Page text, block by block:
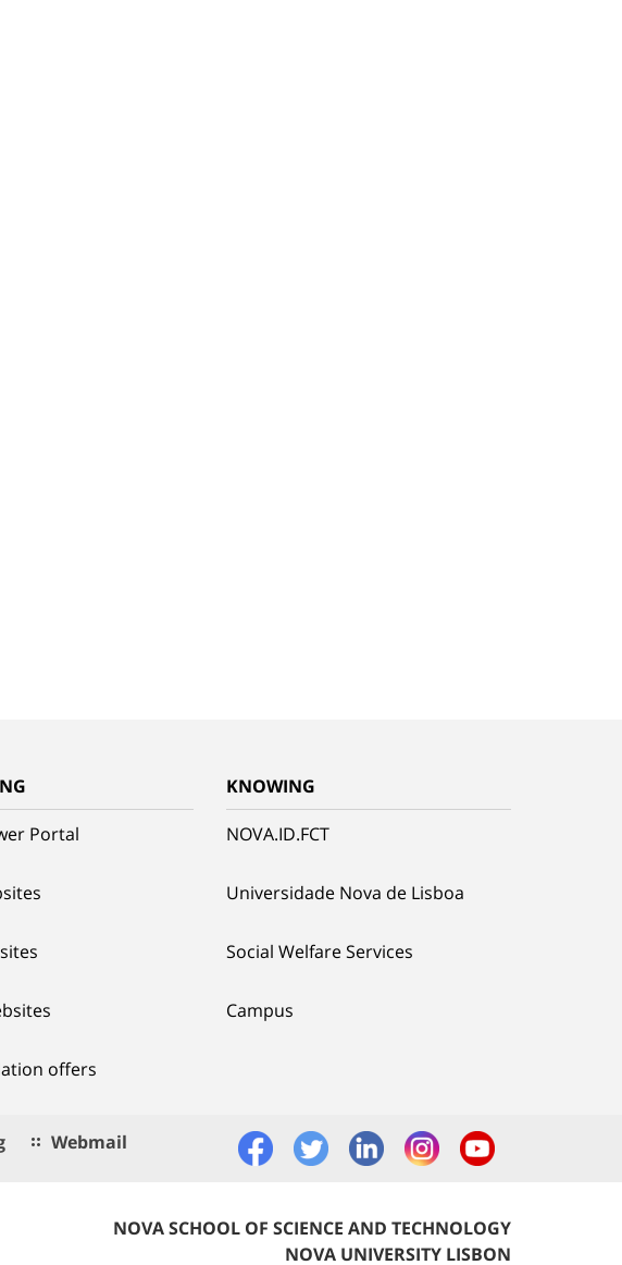
Portal
offers
KNOWING
NOVA.ID.FCT
Universidade Nova de Lisboa
Social Welfare Services
Campus
Webmail
NOVA SCHOOL OF SCIENCE AND TECHNOLOGY
NOVA UNIVERSITY LISBON